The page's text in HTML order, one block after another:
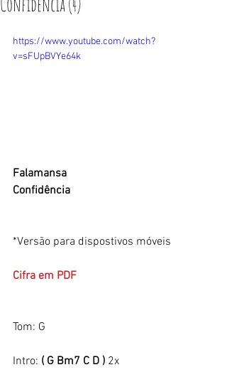
https://www.youtube.com/watch?
v=sFUpBVYe64k
Falamansa
Confidência
*Versão para dispostivos móveis
Cifra em PDF ​​
Tom: G
Intro: ( G Bm7 C D ) 2x